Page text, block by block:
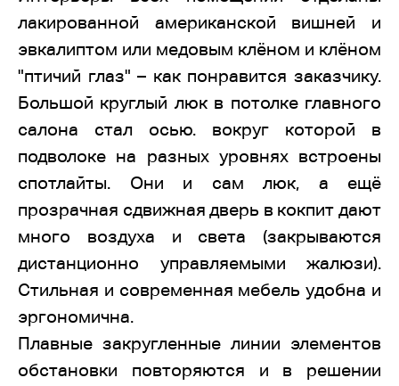
лакированной американской вишней и
эвкалиптом или медовым клёном и клёном
"птичий глаз" – как понравится заказчику.
Большой круглый люк в потолке главного
салона стал осью. вокруг которой в
подволоке на разных уровнях встроены
спотлайты. Они и сам люк, а ещё
прозрачная сдвижная дверь в кокпит дают
много воздуха и света (закрываются
дистанционно управляемыми жалюзи).
Стильная и современная мебель удобна и
эргономична.
Плавные закругленные линии элементов
обстановки повторяются и в решении